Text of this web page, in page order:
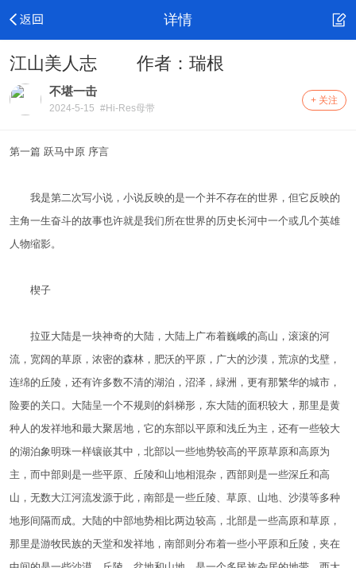
详情
江山美人志 作者：瑞根
不堪一击
2024-5-15 #Hi-Res母带
+ 关注
第一篇 跃马中原 序言
我是第二次写小说，小说反映的是一个并不存在的世界，但它反映的
主角一生奋斗的故事也许就是我们所在世界的历史长河中一个或几个英雄
人物缩影。
楔子
拉亚大陆是一块神奇的大陆，大陆上广布着巍峨的高山，滚滚的河
流，宽阔的草原，浓密的森林，肥沃的平原，广大的沙漠，荒凉的戈壁，
连绵的丘陵，还有许多数不清的湖泊，沼泽，緑洲，更有那繁华的城市，
险要的关口。大陆呈一个不规则的斜梯形，东大陆的面积较大，那里是黄
种人的发祥地和最大聚居地，它的东部以平原和浅丘为主，还有一些较大
的湖泊象明珠一样镶嵌其中，北部以一些地势较高的平原草原和高原为
主，而中部则是一些平原、丘陵和山地相混杂，西部则是一些深丘和高
山，无数大江河流发源于此，南部是一些丘陵、草原、山地、沙漠等多种
地形间隔而成。大陆的中部地势相比两边较高，北部是一些高原和草原，
那里是游牧民族的天堂和发祥地，南部则分布着一些小平原和丘陵，夹在